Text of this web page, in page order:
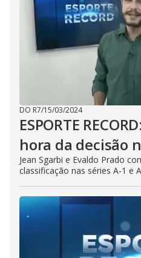
DO R7/15/03/2024
ESPORTE
hora da decisão
Jean Sgarbi e Evaldo Prado
classificação nas séries A-1 e